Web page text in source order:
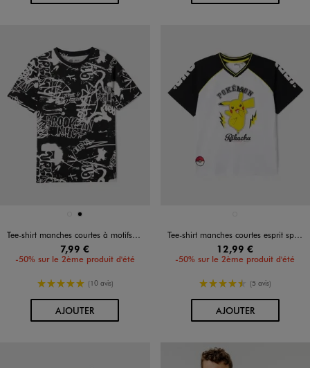
Disponible en 2 coloris
BLANCNOIR
Tee-shirt manches courtes à motifs graffiti garçon
7,99 €
-50% sur le 2ème produit d'été
5/5 de moyenne
(10 avis)
AJOUTERAU PANIER
Tee-shirt manches courtes esprit sportif à motif Pikachu garçon - Pokemon
12,99 €
-50% sur le 2ème produit d'été
4.5/5 de moyenne
(5 avis)
AJOUTERAU PANIER